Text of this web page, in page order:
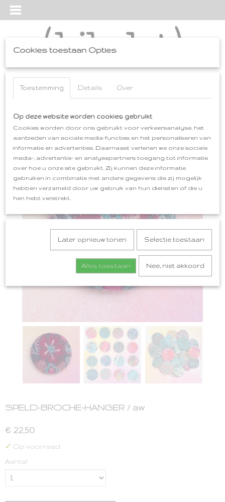
Inloggen Registreren
Home>cadeaus>SPELD-BROCHE-HANGER>
HANGER / aw
SPELD-BROCHE-HANGER / aw
€ 22,50
✓ Op voorraad
Aantal
Cookies toestaan Opties
Toestemming Details Over
Op deze website worden cookies gebruikt
Cookies worden door ons gebruikt voor verkeersanalyse, het
aanbieden van sociale media-functies en het personaliseren van
informatie en advertenties. Daarnaast verlenen we onze sociale
media-, advertentie- en analysepartners toegang tot informatie
over hoe u onze site gebruikt. Zij kunnen deze informatie
gebruiken in combinatie met andere gegevens die zij mogelijk
hebben verzameld door uw gebruik van hun diensten of die u
hen hebt verstrekt.
Later opnieuw tonen Selectie toestaan
Alles toestaan Nee, niet akkoord